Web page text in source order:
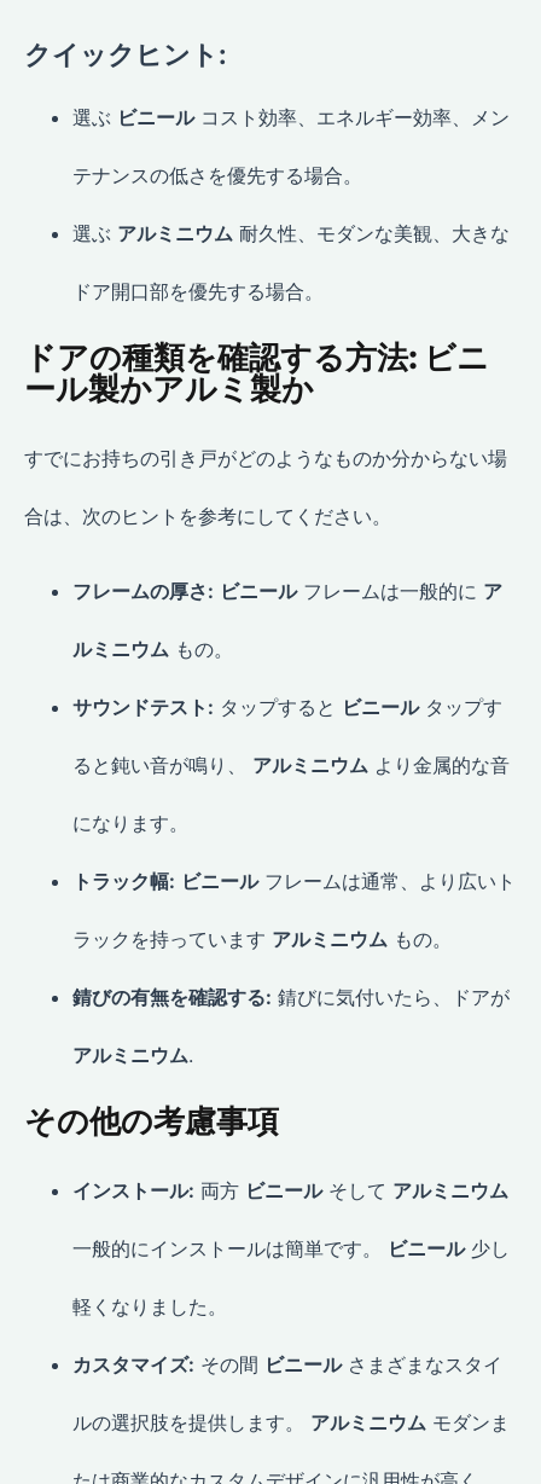
クイックヒント:
選ぶ ビニールコスト効率、エネルギー効率、メン
テナンスの低さを優先する場合。
選ぶ アルミニウム 耐久性、モダンな美観、大きな
ドア開口部を優先する場合。
ドアの種類を確認する方法: ビニ
ール製かアルミ製か
すでにお持ちの引き戸がどのようなものか分からない場
合は、次のヒントを参考にしてください。
フレームの厚さ: ビニールフレームは一般的に ア
ルミニウム もの。
サウンドテスト: タップすると ビニールタップす
ると鈍い音が鳴り、 アルミニウム より金属的な音
になります。
トラック幅: ビニールフレームは通常、より広いト
ラックを持っています アルミニウム もの。
錆びの有無を確認する: 錆びに気付いたら、ドアが
アルミニウム.
その他の考慮事項
インストール: 両方 ビニールそして アルミニウム
一般的にインストールは簡単です。 ビニール少し
軽くなりました。
カスタマイズ: その間 ビニールさまざまなスタイ
ルの選択肢を提供します。 アルミニウム モダンま